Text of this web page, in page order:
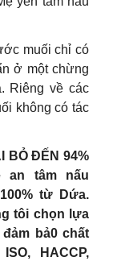
muối chỉ có
ở một chừng
Riêng về các
không có tác
BỎ ĐẾN 94%
an tâm nấu
từ Dứa.
tôi chọn lựa
bả0 chất
HACCP,